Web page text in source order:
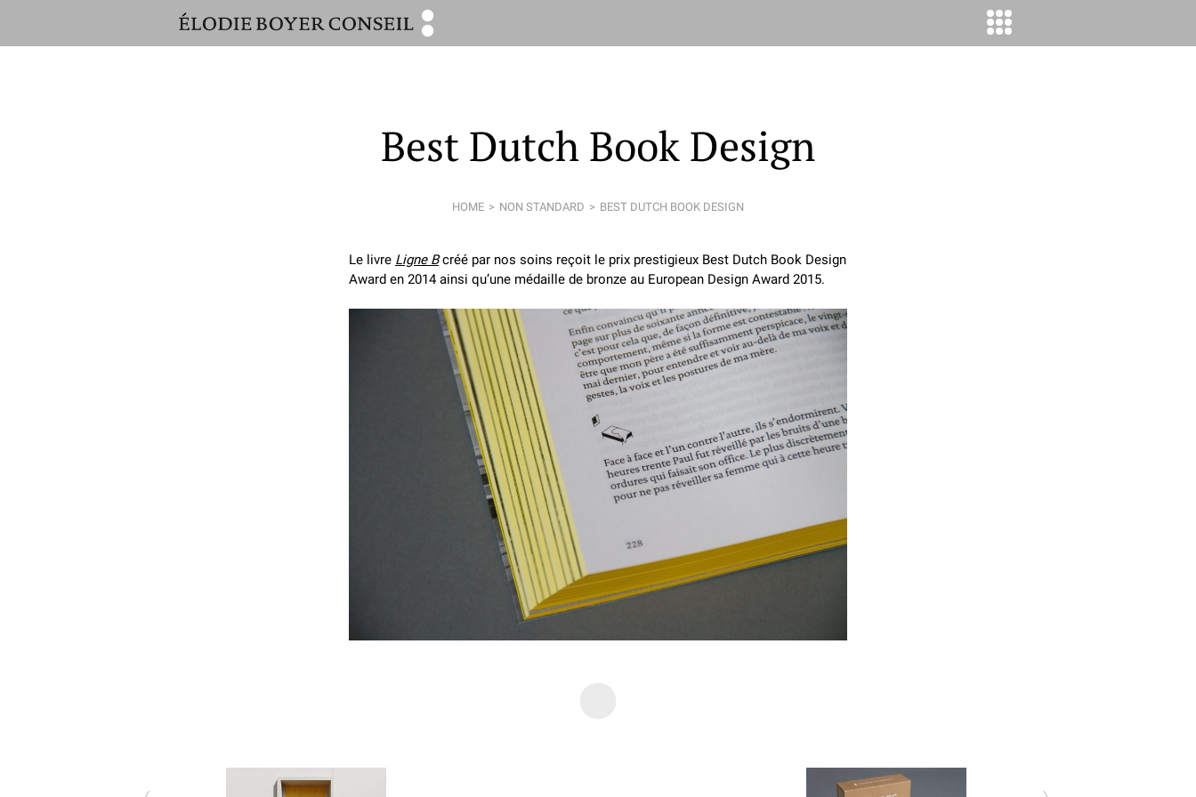
ÉLODIE
BOYER
Best Dutch Book Design
HOME NON STANDARD BEST DUTCH BOOK DESIGN
Le livre Ligne Bcréé par nos soins reçoit le prix prestigieux Best Dutch Book Design
Award en 2014 ainsi qu’une médaille de bronze au European Design Award 2015.